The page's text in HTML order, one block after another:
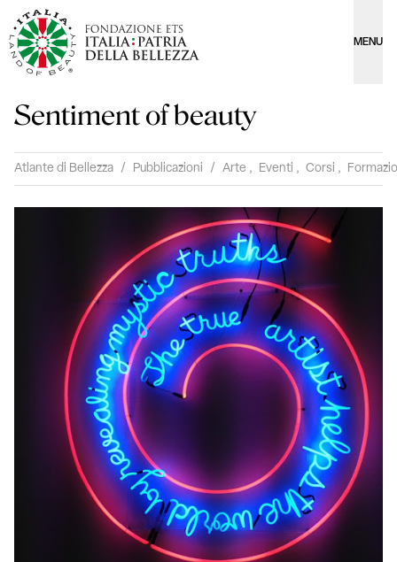
MENU
Sentiment of beauty
Atlante di Bellezza / Pubblicazioni / Arte , Eventi , Corsi ,